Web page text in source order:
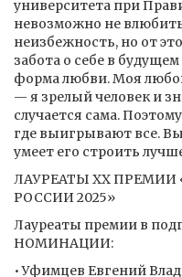
университета при
невозможно не
неизбежность, но от
забота о себе в
форма любви. Моя
— я зрелый человек и
случается сама.
где выигрывают все.
умеет его строить
ЛАУРЕАТЫ XX
РОССИИ 2025»
Лауреаты премии в
НОМИНАЦИИ:
• Уфимцев Евгений